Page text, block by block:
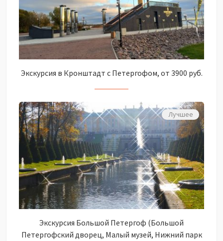
Экскурсия в Кронштадт с Петергофом, от 3900 руб.
Лучшее
Экскурсия Большой Петергоф (Большой
Петергофский дворец, Малый музей, Нижний парк